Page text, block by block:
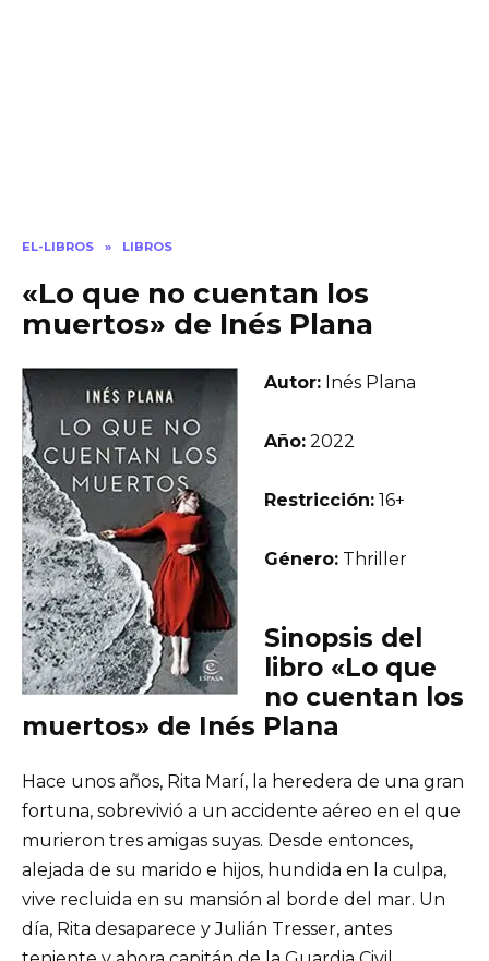
EL-LIBROS » LIBROS
«Lo que no cuentan los
muertos» de Inés Plana
Autor: Inés Plana
Año: 2022
Restricción: 16+
Género: Thriller
Sinopsis del
libro «Lo que
no cuentan los
muertos» de Inés Plana
Hace unos años, Rita Marí, la heredera de una gran
fortuna, sobrevivió a un accidente aéreo en el que
murieron tres amigas suyas. Desde entonces,
alejada de su marido e hijos, hundida en la culpa,
vive recluida en su mansión al borde del mar. Un
día, Rita desaparece y Julián Tresser, antes